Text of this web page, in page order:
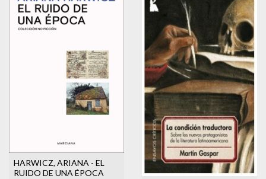
HARWICZ, ARIANA - EL
RUIDO DE UNA ÉPOCA